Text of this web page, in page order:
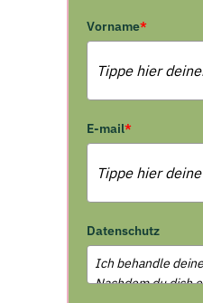
Vorname*
E-mail*
Datenschutz